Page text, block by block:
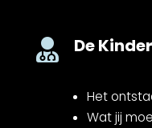
 De
Het
Wat jij